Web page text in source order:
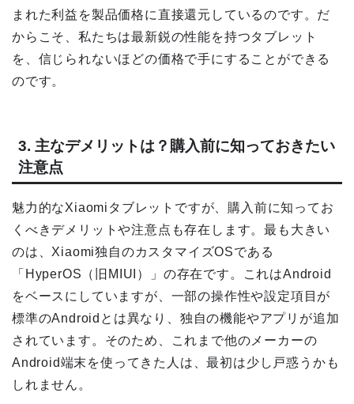
まれた利益を製品価格に直接還元しているのです。だ
からこそ、私たちは最新鋭の性能を持つタブレット
を、信じられないほどの価格で手にすることができる
のです。
3. 主なデメリットは？購入前に知っておきたい
注意点
魅力的なXiaomiタブレットですが、購入前に知ってお
くべきデメリットや注意点も存在します。最も大きい
のは、Xiaomi独自のカスタマイズOSである
「HyperOS（旧MIUI）」の存在です。これはAndroid
をベースにしていますが、一部の操作性や設定項目が
標準のAndroidとは異なり、独自の機能やアプリが追加
されています。そのため、これまで他のメーカーの
Android端末を使ってきた人は、最初は少し戸惑うかも
しれません。